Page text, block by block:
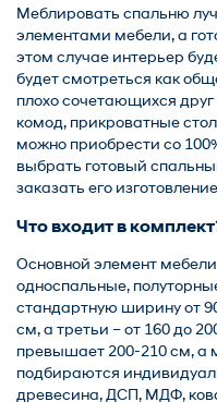
Меблировать спальню
элементами мебели, а
этом случае интерьер
будет смотреться как
плохо сочетающихся
комод, прикроватные
можно приобрести со
выбрать готовый
заказать его
Что входит в
Основной элемент
односпальные,
стандартную ширину от
см, а третьи – от 160 до
превышает 200-210 см, а
подбираются
древесина, ДСП, МДФ,